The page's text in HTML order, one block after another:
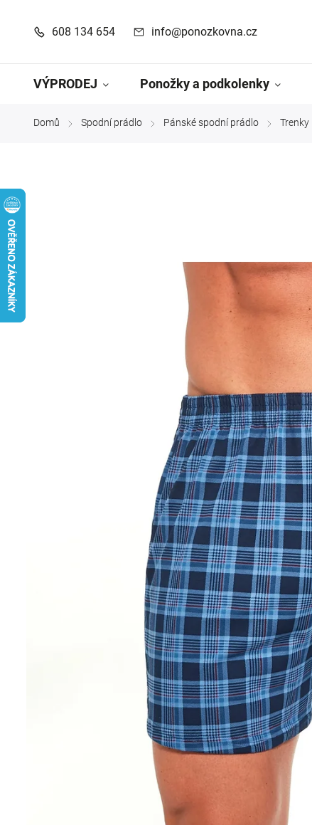
608 134 654 info@ponozkovna.cz
VÝPRODEJ Ponožky a podkolenky
Domů / Spodní prádlo / Pánské spodní prádlo / Trenky